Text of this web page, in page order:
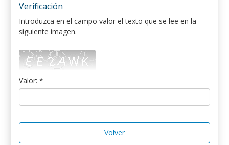
Verificación
Introduzca en el campo valor el texto que se lee en la
siguiente imagen.
Valor: *
Volver